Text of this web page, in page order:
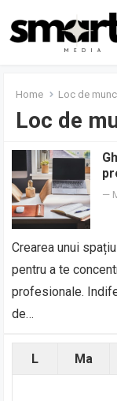
Home Loc de
Loc de
—
Crearea unui
pentru a te
profesionale.
de…
L Ma